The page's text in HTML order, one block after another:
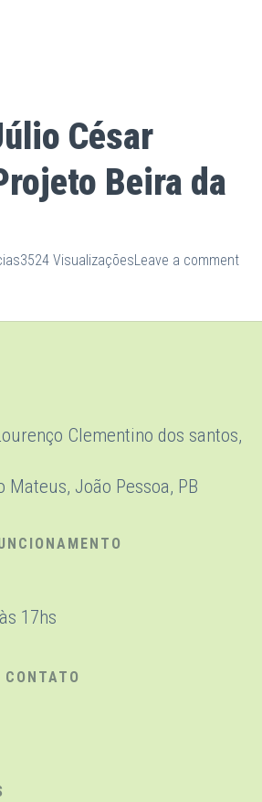
César
Beira da
3524 VisualizaçõesLeave a comment
Clementino dos santos,
Mateus, João Pessoa, PB
17hs
CONTATO